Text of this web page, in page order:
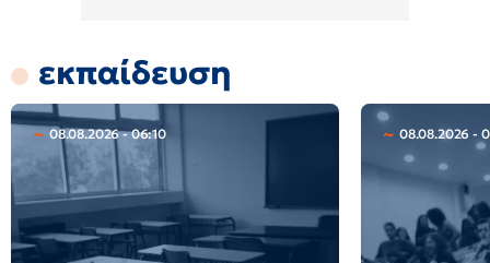
εκπαίδευση
08.08.2026 - 06:10 08.08.2026 -